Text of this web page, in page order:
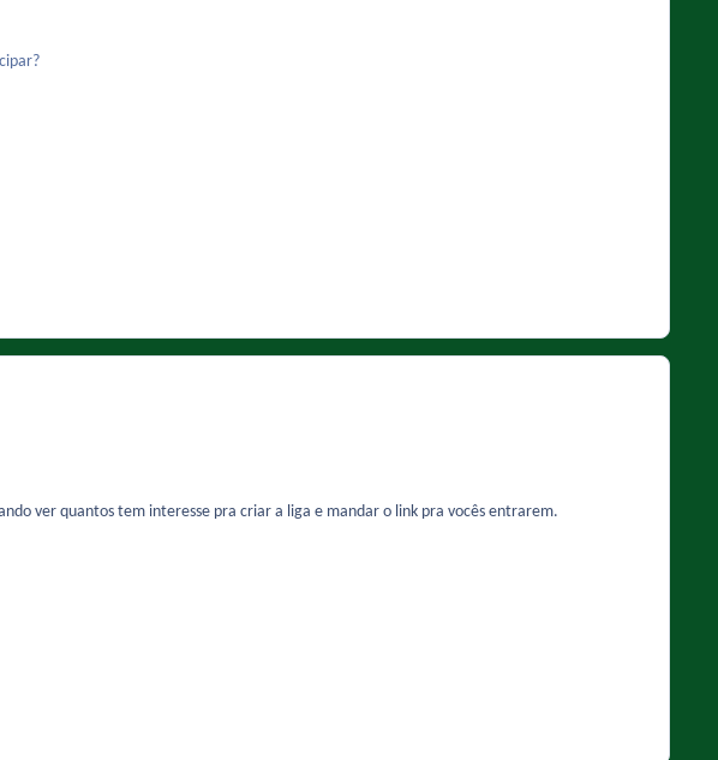
ver quantos tem interesse pra criar a liga e mandar o link pra vocês entrarem.